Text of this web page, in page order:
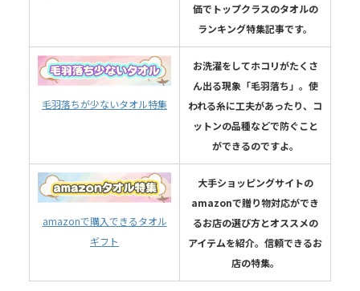
価でトップクラスのタオルの
ランキング特集記事です。
毛羽落ちが少ないタオル特集
お洗濯をしてホコリがたくさ
ん出る現象「毛羽落ち」。使
われる糸に工夫があったり、コ
ットンの品種などで防ぐこと
ができるのですよ。
amazonで購入できるタオル
ギフト
大手ショッピングサイトの
amazonで贈り物対応ができ
るお店の選び方とオススメの
アイテムを紹介。信頼できるお
店の特集。